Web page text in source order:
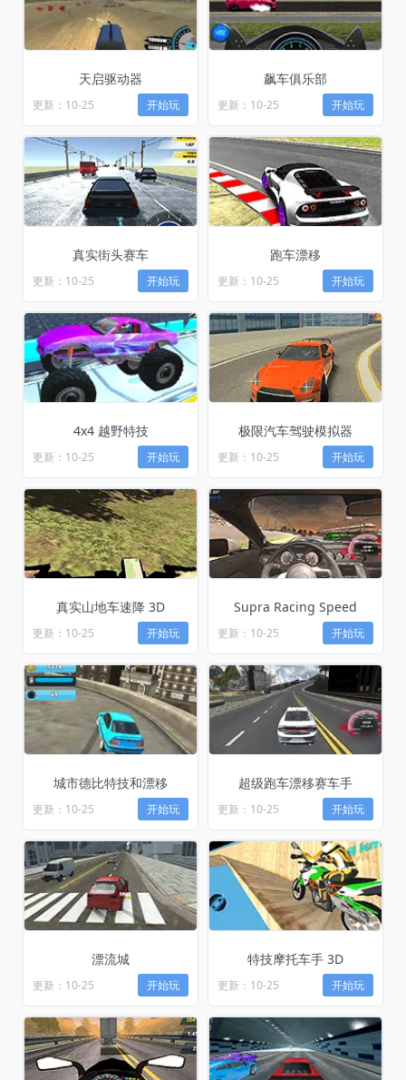
天启驱动器
更新：10-25 开始玩
飙车俱乐部
更新：10-25 开始玩
真实街头赛车
更新：10-25 开始玩
跑车漂移
更新：10-25 开始玩
4x4 越野特技
更新：10-25 开始玩
极限汽车驾驶模拟器
更新：10-25 开始玩
真实山地车速降 3D
更新：10-25 开始玩
Supra Racing Speed
更新：10-25 开始玩
城市德比特技和漂移
更新：10-25 开始玩
超级跑车漂移赛车手
更新：10-25 开始玩
漂流城
更新：10-25 开始玩
特技摩托车手 3D
更新：10-25 开始玩